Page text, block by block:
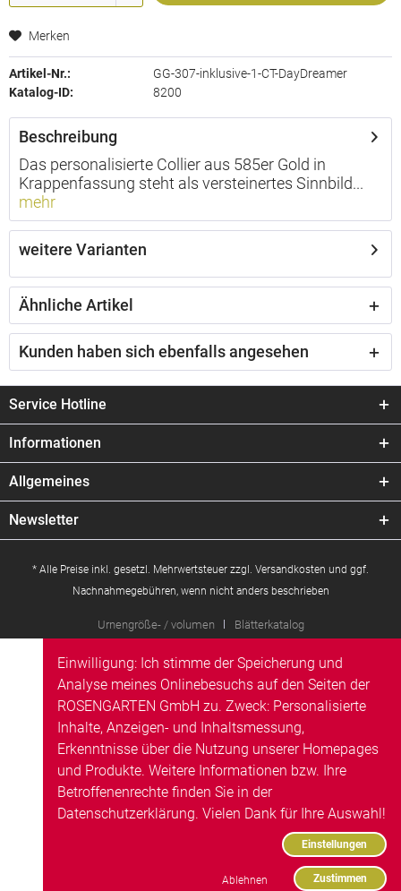
Merken
Artikel-Nr.:
GG-307-inklusive-1-CT-DayDreamer
Katalog-ID:
8200
Beschreibung
Das personalisierte Collier aus 585er Gold in
Krappenfassung steht als versteinertes Sinnbild...
mehr
weitere Varianten
Ähnliche Artikel
Kunden haben sich ebenfalls angesehen
Service Hotline
Informationen
Allgemeines
Newsletter
* Alle Preise inkl. gesetzl. Mehrwertsteuer zzgl. Versandkosten und ggf.
Nachnahmegebühren, wenn nicht anders beschrieben
Urnengröße- / volumen Blätterkatalog
Einwilligung: Ich stimme der Speicherung und
Analyse meines Onlinebesuchs auf den Seiten der
ROSENGARTEN GmbH zu. Zweck: Personalisierte
Inhalte, Anzeigen- und Inhaltsmessung,
Erkenntnisse über die Nutzung unserer Homepages
und Produkte. Weitere Informationen bzw. Ihre
Betroffenenrechte finden Sie in der
Datenschutzerklärung. Vielen Dank für Ihre Auswahl!
Ablehnen Zustimmen
Einstellungen